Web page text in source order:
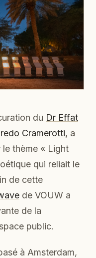
du Dr Effat
Cramerotti, a
le thème « Light
qui reliait le
de cette
de VOUW a
de la
public.
à Amsterdam,